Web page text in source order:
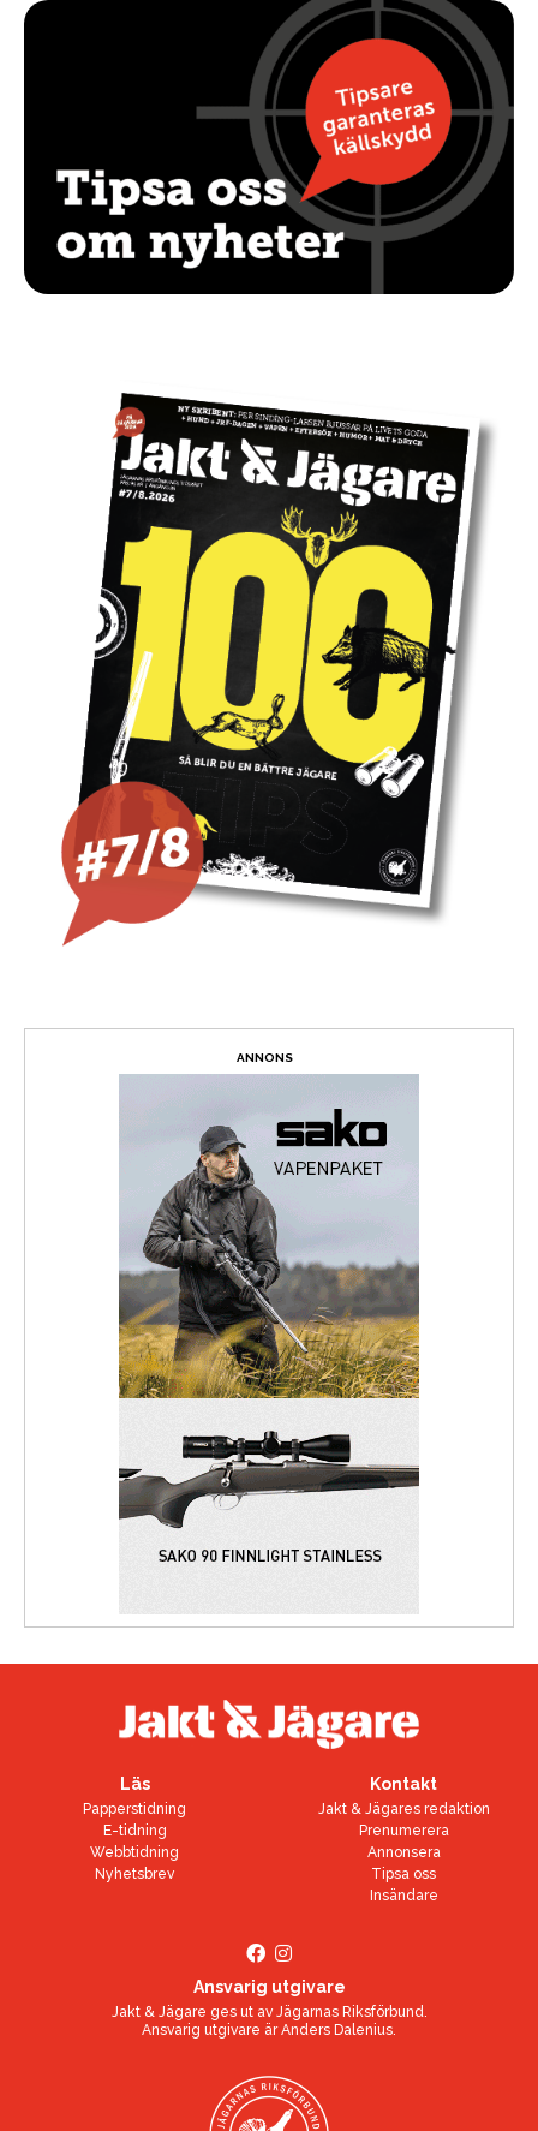
ANNONS
Läs
Papperstidning
E-tidning
Webbtidning
Nyhetsbrev
Kontakt
Jakt & Jägares redaktion
Prenumerera
Annonsera
Tipsa oss
Insändare
Ansvarig utgivare
Jakt & Jägare ges ut av Jägarnas Riksförbund.
Ansvarig utgivare ärAnders Dalenius.